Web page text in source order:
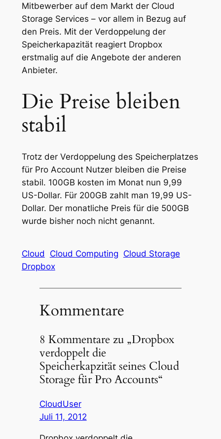
Mitbewerber auf dem Markt der Cloud
Storage Services – vor allem in Bezug auf
den Preis. Mit der Verdoppelung der
Speicherkapazität reagiert Dropbox
erstmalig auf die Angebote der anderen
Anbieter.
Die Preise bleiben
stabil
Trotz der Verdoppelung des Speicherplatzes
für Pro Account Nutzer bleiben die Preise
stabil. 100GB kosten im Monat nun 9,99
US-Dollar. Für 200GB zahlt man 19,99 US-
Dollar. Der monatliche Preis für die 500GB
wurde bisher noch nicht genannt.
Cloud Cloud Computing Cloud Storage
Dropbox
Kommentare
8 Kommentare zu „Dropbox
verdoppelt die
Speicherkapzität seines Cloud
Storage für Pro Accounts“
CloudUser
Juli 11, 2012